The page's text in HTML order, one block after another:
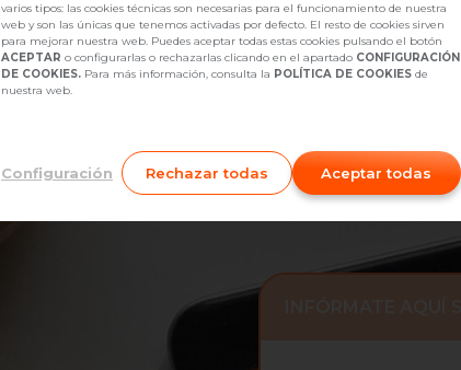
Hipotecadesde520,17 €
Interesados0
697 35 28 53 Me interesa
varios tipos: las cookies técnicas son necesarias para el funcionamiento de nuestra
web y son las únicas que tenemos activadas por defecto. El resto de cookies sirven
para mejorar nuestra web. Puedes aceptar todas estas cookies pulsando el botón
ACEPTAR o configurarlas o rechazarlas clicando en el apartado CONFIGURACIÓN
DE COOKIES. Para más información, consulta la POLÍTICA DE COOKIES de
nuestra web.
Configuración Rechazar todas Aceptar todas